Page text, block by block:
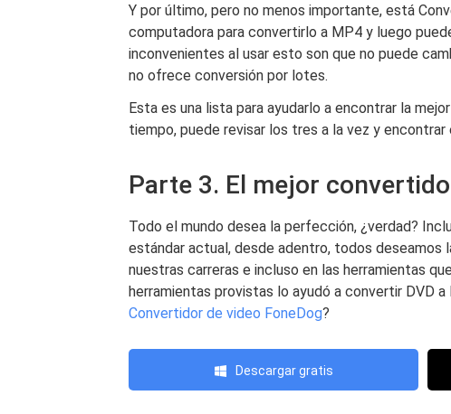
Y por último, pero no menos importante, está
computadora para convertirlo a MP4 y luego
inconvenientes al usar esto son que no puede
no ofrece conversión por lotes.
Esta es una lista para ayudarlo a encontrar la
tiempo, puede revisar los tres a la vez y encontrar
Parte 3. El mejor
Todo el mundo desea la perfección, ¿verdad?
estándar actual, desde adentro, todos deseamos
nuestras carreras e incluso en las herramientas
herramientas provistas lo ayudó a convertir DVD
Convertidor de video FoneDog?
Descargar gratis